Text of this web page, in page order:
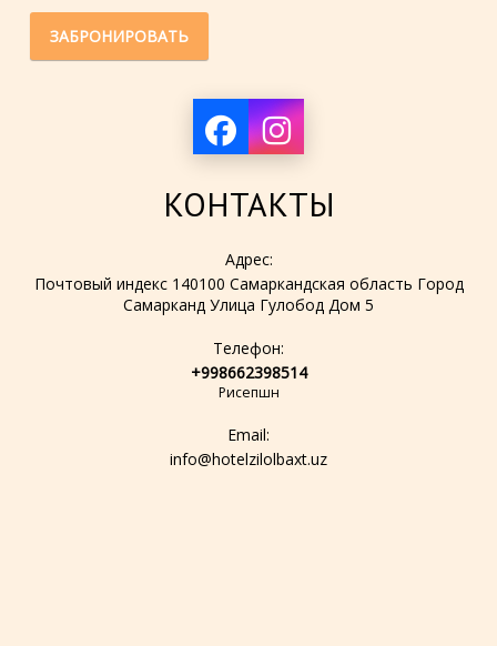
ЗАБРОНИРОВАТЬ
КОНТАКТЫ
Адрес:
Почтовый индекс 140100 Самаркандская область Город
Самарканд Улица Гулобод Дом 5
Телефон:
+998662398514
Рисепшн
Email:
info@hotelzilolbaxt.uz